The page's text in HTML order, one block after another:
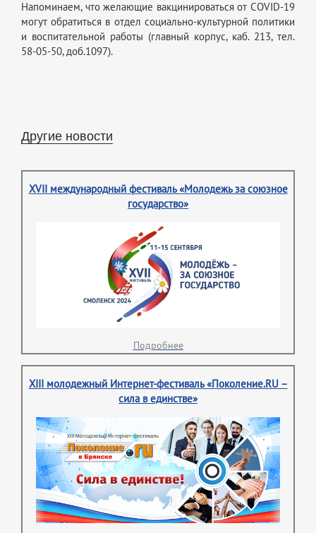
Напоминаем, что желающие вакцинироваться от COVID-19
могут обратиться в отдел социально-культурной политики
и воспитательной работы (главный корпус, каб. 213, тел.
58-05-50, доб.1097).
Другие новости
XVII международный фестиваль «Молодежь за союзное
государство»
Подробнее
XIII молодежный Интернет-фестиваль «Поколение.RU –
сила в единстве»